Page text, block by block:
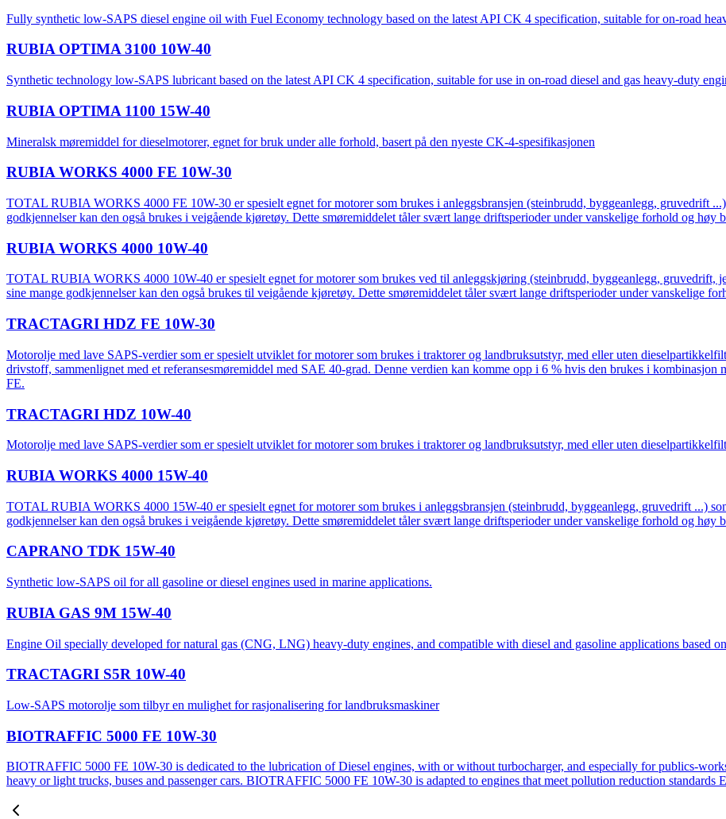
Fully synthetic low-SAPS diesel engine oil with Fuel Economy technology based on the latest API CK 4 specification, suitable for on-road
RUBIA OPTIMA 3100 10W-40
Synthetic technology low-SAPS lubricant based on the latest API CK 4 specification, suitable for use in on-road diesel and gas heavy-duty
RUBIA OPTIMA 1100 15W-40
Mineralsk møremiddel for dieselmotorer, egnet for bruk under alle forhold, basert på den nyeste CK-4-spesifikasjonen
RUBIA WORKS 4000 FE 10W-30
TOTAL RUBIA WORKS 4000 FE 10W-30 er spesielt egnet for motorer som brukes i anleggsbransjen (steinbrudd, byggeanlegg, gruvedrift
godkjennelser kan den også brukes i veigående kjøretøy. Dette smøremiddelet tåler svært lange driftsperioder under vanskelige forhold og høy
RUBIA WORKS 4000 10W-40
TOTAL RUBIA WORKS 4000 10W-40 er spesielt egnet for motorer som brukes ved til anleggskjøring (steinbrudd, byggeanlegg, gruvedrift,
sine mange godkjennelser kan den også brukes til veigående kjøretøy. Dette smøremiddelet tåler svært lange driftsperioder under vanskelige
TRACTAGRI HDZ FE 10W-30
Motorolje med lave SAPS-verdier som er spesielt utviklet for motorer som brukes i traktorer og landbruksutstyr, med eller uten
drivstoff, sammenlignet med et referansesmøremiddel med SAE 40-grad. Denne verdien kan komme opp i 6 % hvis den brukes i
FE.
TRACTAGRI HDZ 10W-40
Motorolje med lave SAPS-verdier som er spesielt utviklet for motorer som brukes i traktorer og landbruksutstyr, med eller uten
RUBIA WORKS 4000 15W-40
TOTAL RUBIA WORKS 4000 15W-40 er spesielt egnet for motorer som brukes i anleggsbransjen (steinbrudd, byggeanlegg, gruvedrift ...)
godkjennelser kan den også brukes i veigående kjøretøy. Dette smøremiddelet tåler svært lange driftsperioder under vanskelige forhold og høy
CAPRANO TDK 15W-40
Synthetic low-SAPS oil for all gasoline or diesel engines used in marine applications.
RUBIA GAS 9M 15W-40
Engine Oil specially developed for natural gas (CNG, LNG) heavy-duty engines, and compatible with diesel and gasoline applications based
TRACTAGRI S5R 10W-40
Low-SAPS motorolje som tilbyr en mulighet for rasjonalisering for landbruksmaskiner
BIOTRAFFIC 5000 FE 10W-30
BIOTRAFFIC 5000 FE 10W-30 is dedicated to the lubrication of Diesel engines, with or without turbocharger, and especially for publics-
heavy or light trucks, buses and passenger cars. BIOTRAFFIC 5000 FE 10W-30 is adapted to engines that meet pollution reduction